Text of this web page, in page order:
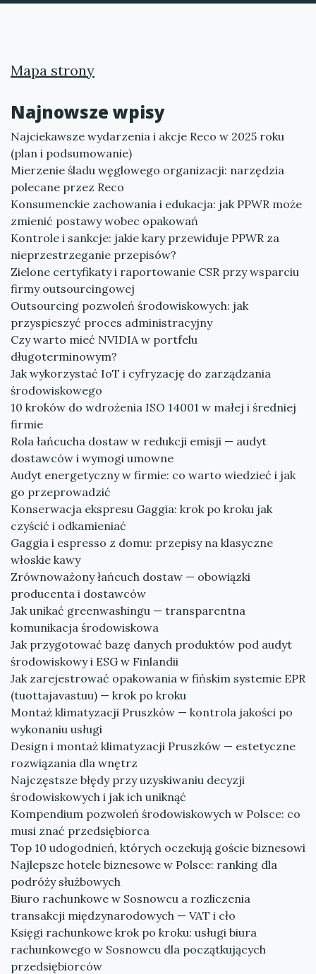
Mapa strony
Najnowsze wpisy
Najciekawsze wydarzenia i akcje Reco w 2025 roku
(plan i podsumowanie)
Mierzenie śladu węglowego organizacji: narzędzia
polecane przez Reco
Konsumenckie zachowania i edukacja: jak PPWR może
zmienić postawy wobec opakowań
Kontrole i sankcje: jakie kary przewiduje PPWR za
nieprzestrzeganie przepisów?
Zielone certyfikaty i raportowanie CSR przy wsparciu
firmy outsourcingowej
Outsourcing pozwoleń środowiskowych: jak
przyspieszyć proces administracyjny
Czy warto mieć NVIDIA w portfelu
długoterminowym?
Jak wykorzystać IoT i cyfryzację do zarządzania
środowiskowego
10 kroków do wdrożenia ISO 14001 w małej i średniej
firmie
Rola łańcucha dostaw w redukcji emisji — audyt
dostawców i wymogi umowne
Audyt energetyczny w firmie: co warto wiedzieć i jak
go przeprowadzić
Konserwacja ekspresu Gaggia: krok po kroku jak
czyścić i odkamieniać
Gaggia i espresso z domu: przepisy na klasyczne
włoskie kawy
Zrównoważony łańcuch dostaw — obowiązki
producenta i dostawców
Jak unikać greenwashingu — transparentna
komunikacja środowiskowa
Jak przygotować bazę danych produktów pod audyt
środowiskowy i ESG w Finlandii
Jak zarejestrować opakowania w fińskim systemie EPR
(tuottajavastuu) — krok po kroku
Montaż klimatyzacji Pruszków — kontrola jakości po
wykonaniu usługi
Design i montaż klimatyzacji Pruszków — estetyczne
rozwiązania dla wnętrz
Najczęstsze błędy przy uzyskiwaniu decyzji
środowiskowych i jak ich uniknąć
Kompendium pozwoleń środowiskowych w Polsce: co
musi znać przedsiębiorca
Top 10 udogodnień, których oczekują goście biznesowi
Najlepsze hotele biznesowe w Polsce: ranking dla
podróży służbowych
Biuro rachunkowe w Sosnowcu a rozliczenia
transakcji międzynarodowych — VAT i cło
Księgi rachunkowe krok po kroku: usługi biura
rachunkowego w Sosnowcu dla początkujących
przedsiębiorców